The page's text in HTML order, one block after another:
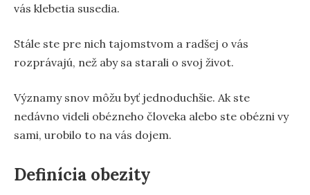
vás klebetia susedia.
Stále ste pre nich tajomstvom a radšej o vás
rozprávajú, než aby sa starali o svoj život.
Významy snov môžu byť jednoduchšie. Ak ste
nedávno videli obézneho človeka alebo ste obézni vy
sami, urobilo to na vás dojem.
Definícia obezity